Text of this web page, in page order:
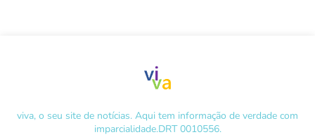
viva, o seu site de notícias. Aqui tem informação de verdade com
imparcialidade.DRT 0010556.